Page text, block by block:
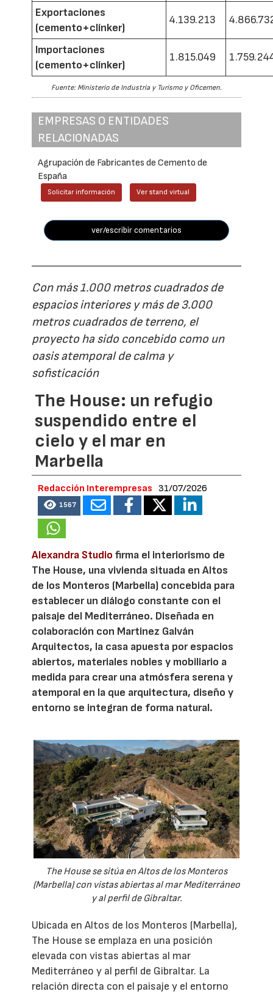
Exportaciones
(cemento+clínker)
4.139.213
Importaciones
(cemento+clínker)
1.815.049
Fuente: Ministerio de Industria y Turismo y Oficemen.
EMPRESAS O ENTIDADES
RELACIONADAS
Agrupación de Fabricantes de Cemento de
España
Solicitar información Ver stand virtual
ver/escribir comentarios
Con más 1.000 metros cuadrados de
espacios interiores y más de 3.000
metros cuadrados de terreno, el
proyecto ha sido concebido como un
oasis atemporal de calma y
sofisticación
The House: un refugio
suspendido entre el
cielo y el mar en
Marbella
Redacción Interempresas 31/07/2026
1567
Alexandra Studio firma el interiorismo de
The House, una vivienda situada en Altos
de los Monteros (Marbella) concebida para
establecer un diálogo constante con el
paisaje del Mediterráneo. Diseñada en
colaboración con Martinez Galván
Arquitectos, la casa apuesta por espacios
abiertos, materiales nobles y mobiliario a
medida para crear una atmósfera serena y
atemporal en la que arquitectura, diseño y
entorno se integran de forma natural.
The House se sitúa en Altos de los Monteros
(Marbella) con vistas abiertas al mar Mediterráneo
y al perfil de Gibraltar.
Ubicada en Altos de los Monteros (Marbella),
The House se emplaza en una posición
elevada con vistas abiertas al mar
Mediterráneo y al perfil de Gibraltar. La
relación directa con el paisaje y el entorno